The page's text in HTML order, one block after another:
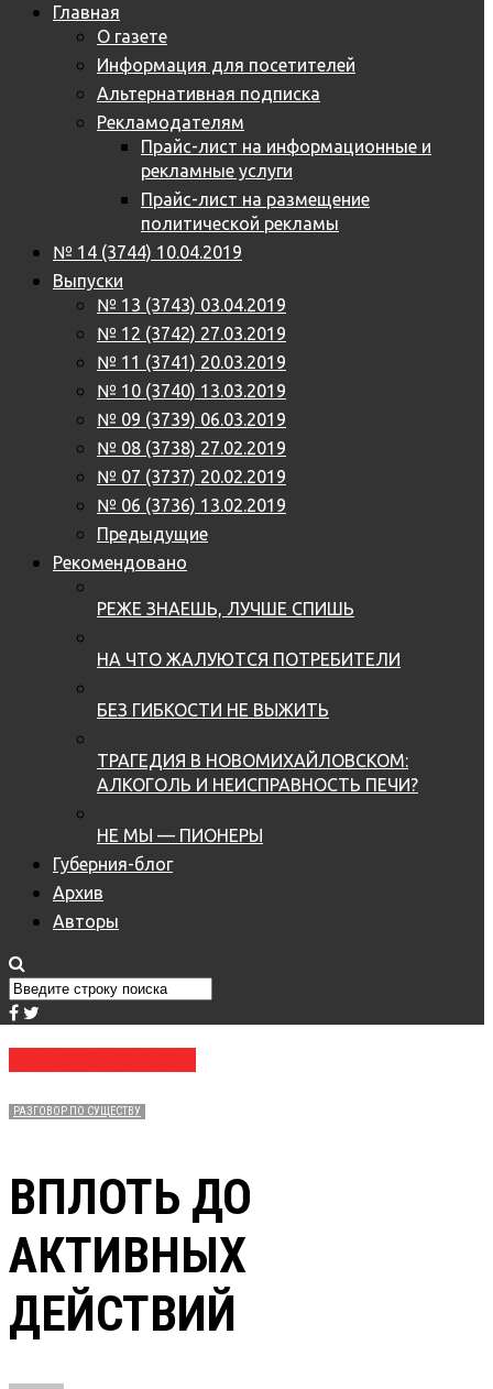
Главная
О газете
Информация для посетителей
Альтернативная подписка
Рекламодателям
Прайс-лист на информационные и
рекламные услуги
Прайс-лист на размещение
политической рекламы
№ 14 (3744) 10.04.2019
Выпуски
№ 13 (3743) 03.04.2019
№ 12 (3742) 27.03.2019
№ 11 (3741) 20.03.2019
№ 10 (3740) 13.03.2019
№ 09 (3739) 06.03.2019
№ 08 (3738) 27.02.2019
№ 07 (3737) 20.02.2019
№ 06 (3736) 13.02.2019
Предыдущие
Рекомендовано
РЕЖЕ ЗНАЕШЬ, ЛУЧШЕ СПИШЬ
НА ЧТО ЖАЛУЮТСЯ ПОТРЕБИТЕЛИ
БЕЗ ГИБКОСТИ НЕ ВЫЖИТЬ
ТРАГЕДИЯ В НОВОМИХАЙЛОВСКОМ:
АЛКОГОЛЬ И НЕИСПРАВНОСТЬ ПЕЧИ?
НЕ МЫ — ПИОНЕРЫ
Губерния-блог
Архив
Авторы
РАЗГОВОР ПО СУЩЕСТВУ
ВПЛОТЬ ДО
АКТИВНЫХ
ДЕЙСТВИЙ